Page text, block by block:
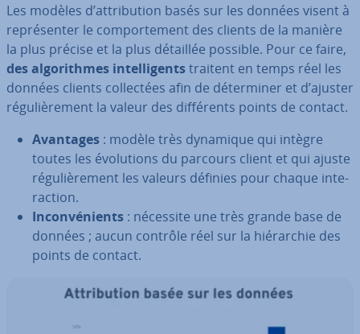
Les modèles d’at­tri­bu­tion basés sur les données visent à
re­pré­sen­ter le com­por­te­ment des clients de la manière
la plus précise et la plus détaillée possible. Pour ce faire,
des al­go­rithmes in­tel­li­gentstraitent en temps réel les
données clients col­lec­tées afin de dé­ter­mi­ner et d’ajuster
ré­gu­liè­re­ment la valeur des dif­fé­rents points de contact.
Avantages : modèle très dynamique qui intègre
toutes les évo­lu­tions du parcours client et qui ajuste
ré­gu­liè­re­ment les valeurs définies pour chaque in­te­
rac­tion.
In­con­vé­nients : nécessite une très grande base de
données ; aucun contrôle réel sur la hié­rar­chie des
points de contact.